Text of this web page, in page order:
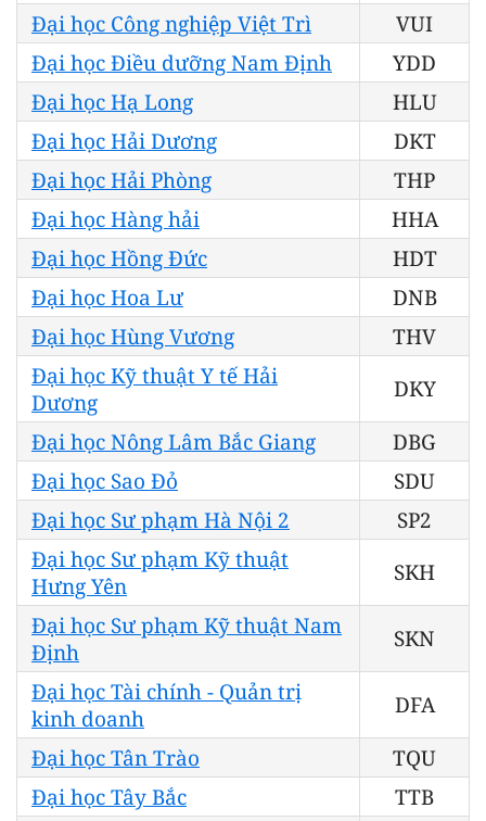
Đại học Công nghiệp Việt Trì
VUI
Đại học Điều dưỡng Nam Định
YDD
Đại học Hạ Long
HLU
Đại học Hải Dương
DKT
Đại học Hải Phòng
THP
Đại học Hàng hải
HHA
Đại học Hồng Đức
HDT
Đại học Hoa Lư
DNB
Đại học Hùng Vương
THV
Đại học Kỹ thuật Y tế Hải
Dương
DKY
Đại học Nông Lâm Bắc Giang
DBG
Đại học Sao Đỏ
SDU
Đại học Sư phạm Hà Nội 2
SP2
Đại học Sư phạm Kỹ thuật
Hưng Yên
SKH
Đại học Sư phạm Kỹ thuật Nam
Định
SKN
Đại học Tài chính - Quản trị
kinh doanh
DFA
Đại học Tân Trào
TQU
Đại học Tây Bắc
TTB